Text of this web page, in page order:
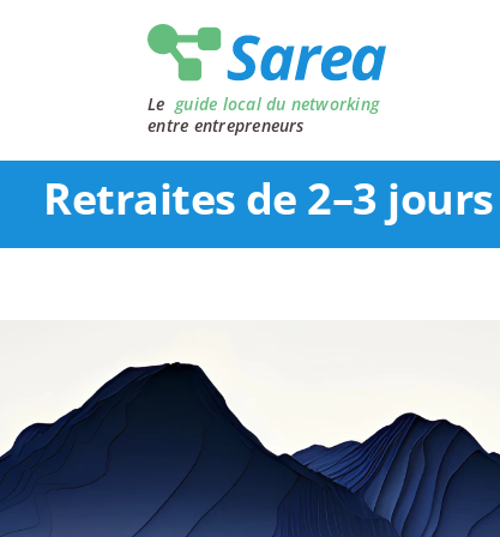
Le guide local du networking
entre entrepreneurs
Retraites de 2–3 jours